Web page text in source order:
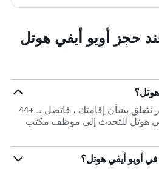
حجز أويو أيفي هوتل
إذا كانت لديك أسئلة أو أمور تتعلق بشأن إقامتك ، فاتصل بـ +44
أويو أيفي هوتل للتحدث إلى موظف مكتب
أويو أيفي هوتل؟